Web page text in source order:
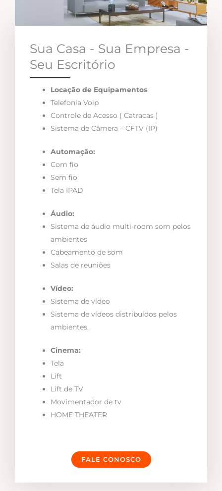
Sua Casa - Sua Empresa -
Seu Escritório
Locação de Equipamentos
Telefonia Voip
Controle de Acesso ( Catracas )
Sistema de Câmera – CFTV (IP)
Automação:
Com fio
Sem fio
Tela IPAD
Áudio:
Sistema de áudio multi-room som pelos
ambientes
Cabeamento de som
Salas de reuniões
Vídeo:
Sistema de vídeo
Sistema de vídeos distribuídos pelos
ambientes.
Cinema:
Tela
Lift
Lift de TV
Movimentador de tv
HOME THEATER
FALE CONOSCO